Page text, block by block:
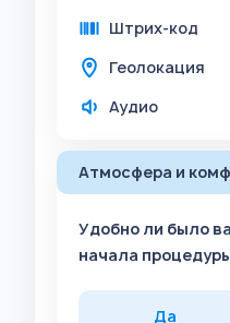
Штрих-код
Геолокация
Аудио
Атмосфера и
Удобно ли было
начала
Да